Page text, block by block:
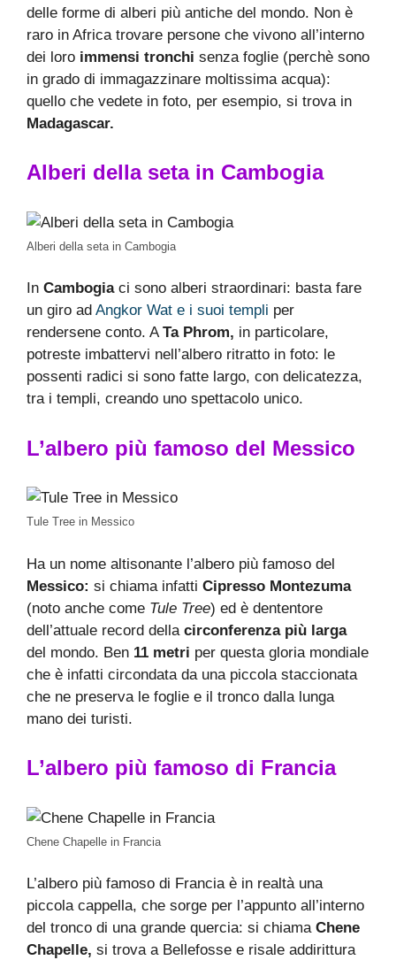
delle forme di alberi più antiche del mondo. Non è
raro in Africa trovare persone che vivono all’interno
dei loro immensi tronchi senza foglie (perchè sono
in grado di immagazzinare moltissima acqua):
quello che vedete in foto, per esempio, si trova in
Madagascar.
Alberi della seta in Cambogia
Alberi della seta in Cambogia
In Cambogiaci sono alberi straordinari: basta fare
un giro ad Angkor Wat e i suoi templi per
rendersene conto. ATa Phrom, in particolare,
potreste imbattervi nell’albero ritratto in foto: le
possenti radici si sono fatte largo, con delicatezza,
tra i templi, creando uno spettacolo unico.
L’albero più famoso del Messico
Tule Tree in Messico
Ha un nome altisonante l’albero più famoso del
Messico: si chiama infatti Cipresso Montezuma
(noto anche come Tule Tree) ed è dententore
dell’attuale record della circonferenza più larga
del mondo. Ben 11 metri per questa gloria mondiale
che è infatti circondata da una piccola staccionata
che ne preserva le foglie e il tronco dalla lunga
mano dei turisti.
L’albero più famoso di Francia
Chene Chapelle in Francia
L’albero più famoso di Francia è in realtà una
piccola cappella, che sorge per l’appunto all’interno
del tronco di una grande quercia: si chiama Chene
Chapelle, si trova a Bellefosse e risale addirittura